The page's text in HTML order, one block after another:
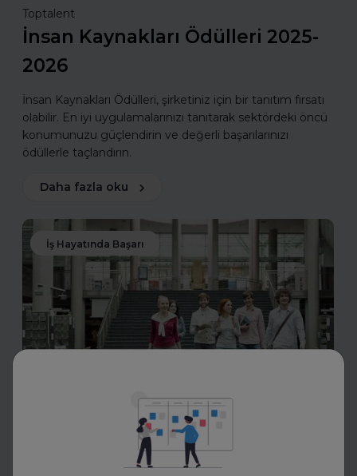
Toptalent
İnsan Kaynakları Ödülleri 2025-
2026
İnsan Kaynakları Ödülleri, şirketiniz için bir tanıtım fırsatı
olabilir. En iyi uygulamalarınızı tanıtarak sektördeki öncü
konumunuzu güçlendirin ve değerli başarılarınızı
ödüllerle taçlandırın.
Daha fazla oku
İş Hayatında Başarı
Uzman Koçlarla Geleceğe
Hazırlık: FurtherUp'tan Öğrenci